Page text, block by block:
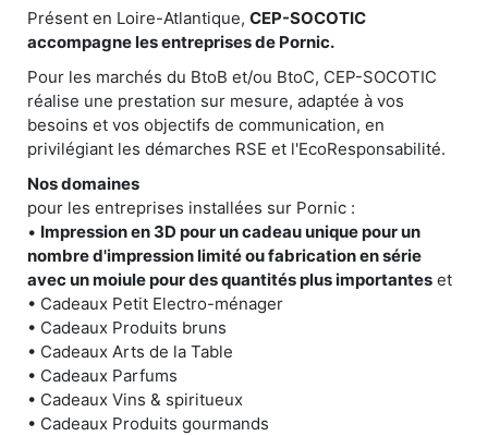
Présent en Loire-Atlantique, CEP-SOCOTIC
accompagne les entreprises de Pornic.
Pour les marchés du BtoB et/ou BtoC, CEP-SOCOTIC
réalise une prestation sur mesure, adaptée à vos
besoins et vos objectifs de communication, en
privilégiant les démarches RSE et l'EcoResponsabilité.
Nos domaines
pour les entreprises installées sur Pornic :
• Impression en 3D pour un cadeau unique pour un
nombre d'impression limité ou fabrication en série
avec un moiule pour des quantités plus importantes et
• Cadeaux Petit Electro-ménager
• Cadeaux Produits bruns
• Cadeaux Arts de la Table
• Cadeaux Parfums
• Cadeaux Vins & spiritueux
• Cadeaux Produits gourmands